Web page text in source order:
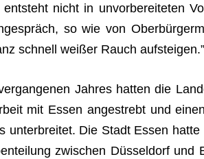
nicht in unvor­be­rei­te­ten
so wie von
schnell wei­ßer Rauch aufsteigen.”
Jah­res hat­ten die
mit Essen ange­strebt und
unter­brei­tet. Die Stadt Essen
zwi­schen Düs­sel­dorf